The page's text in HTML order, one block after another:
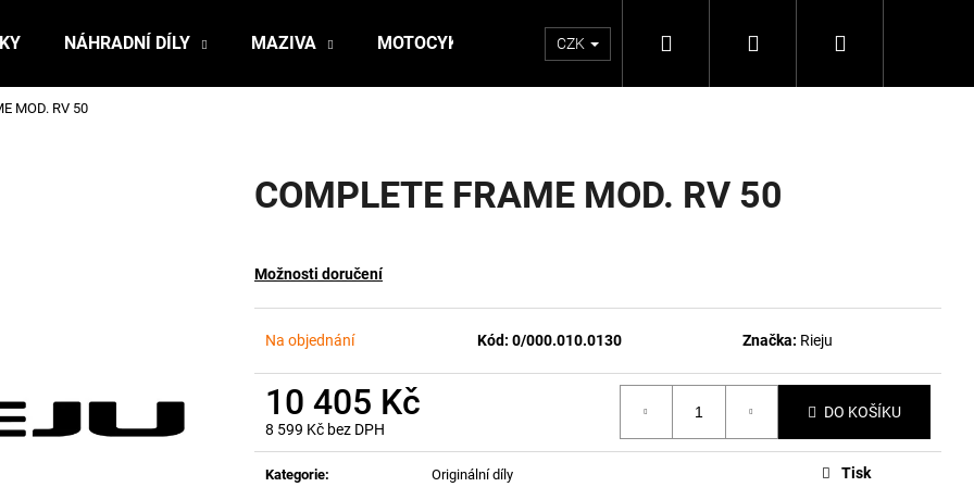
NÁHRADNÍ DÍLY MAZIVA MOTOCYKLY CZK Hledat PřihlášeníNákupní
MOD. RV 50
COMPLETE FRAME MOD. RV 50
Možnosti doručení
Na objednání Kód: 0/000.010.0130 Značka: Rieju
10 405 Kč
8 599 Kč bez DPH
Měrná
cena:
DO KOŠÍKU
Kategorie:
Originální díly
Tisk
Co potřebujete najít?
HLEDAT